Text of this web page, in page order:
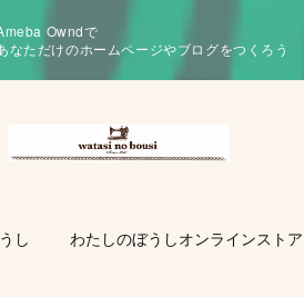
Owndで
なただけのホームページやブログをつくろう
し わたしのぼうしオンラインストア